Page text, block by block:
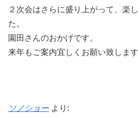
２次会はさらに盛り上がって、楽
た。
園田さんのおかげです。
来年もご案内宜しくお願い致します
ソノショー より: